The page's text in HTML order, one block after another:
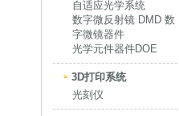
自适应光学系统
数字微反射镜 DMD 数
字微镜器件
光学元件器件DOE
3D打印系统
光刻仪